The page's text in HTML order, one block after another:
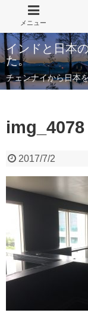
インドと日本
た。
チェンナイから日本
img_4078
2017/7/2